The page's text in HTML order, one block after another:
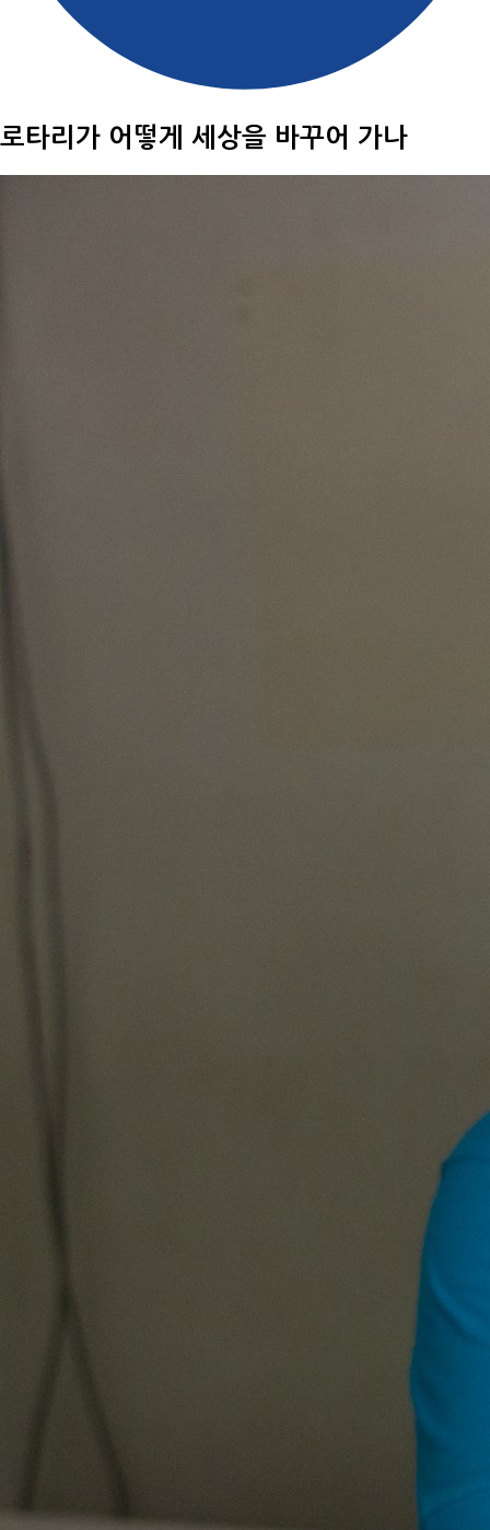
로타리가 어떻게 세상을 바꾸어 가나